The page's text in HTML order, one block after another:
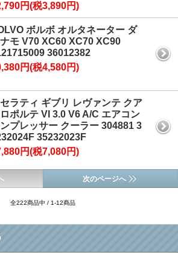
円(税3,890円)
ボルボ オルタネーター ダ
モ V70 XC60 XC70 XC90
36012382
円(税4,580円)
ラティ ギブリ レヴァンテ クア
ロポルテ VI 3.0 V6 A/C エアコン
プレッサー クーラー 304881 3
35232023F
円(税7,080円)
次のページへ
全222商品中 / 1-12商品